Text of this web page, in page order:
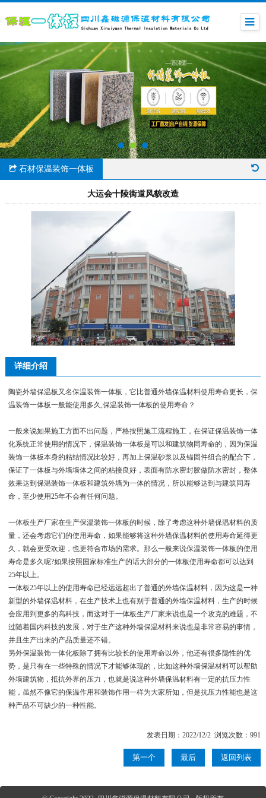
石材保温装饰一体板
大运会十陵街道风貌改造
详细介绍
陶瓷外墙保温板又名保温装饰一体板，它比普通外墙保温材料使用寿命更长，保
温装饰一体板一般能使用多久,保温装饰一体板的使用寿命？
一般来说如果施工方面不出问题，严格按照施工流程施工，在保证保温装饰一体
化系统正常使用的情况下，保温装饰一体板是可以和建筑物同寿命的，因为保温
装饰一体板本身的粘结情况比较好，再加上保温砂浆以及锚固件组合的配合下，
保证了一体板与外墙墙体之间的粘接良好，表面有防水密封胶做防水密封，整体
效果达到保温装饰一体板和建筑外墙为一体的情况，所以能够达到与建筑同寿
命，至少使用25年不会有任何问题。
一体板生产厂家在生产保温装饰一体板的时候，除了考虑这种外墙保温材料的质
量，还会考虑它们的使用寿命，如果能够将这种外墙保温材料的使用寿命延得更
久，就会更受欢迎，也更符合市场的需求。那么一般来说保温装饰一体板的使用
寿命是多久呢?如果按照国家标准生产的话大部分的一体板使用寿命都可以达到
25年以上。
一体板25年以上的使用寿命已经远远超出了普通的外墙保温材料，因为这是一种
新型的外墙保温材料，在生产技术上也有别于普通的外墙保温材料，生产的时候
会应用到更多的高科技，而这对于一体板生产厂家来说也是一个攻克的难题，不
过随着国内科技的发展，对于生产这种外墙保温材料来说也是非常容易的事情，
并且生产出来的产品质量还不错。
另外保温装饰一体化板除了拥有比较长的使用寿命以外，他还有很多隐性的优
势，是只有在一些特殊的情况下才能够体现的，比如这种外墙保温材料可以帮助
外墙建筑物，抵抗外界的压力，也就是说这种外墙保温材料有一定的抗压力性
能，虽然不像它的保温作用和装饰作用一样为大家所知，但是抗压力性能也是这
种产品不可缺少的一种性能。
发表日期：2022/12/2 浏览次数：991
第一个 最后 返回列表